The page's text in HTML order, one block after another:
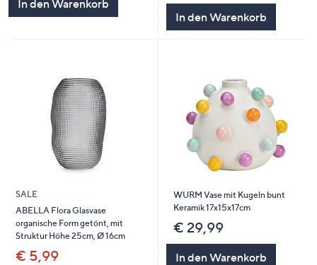
In den Warenkorb
5
In den Warenkorb
SALE
ABELLA Flora Glasvase
organische Form getönt, mit
Struktur Höhe 25cm, Ø 16cm
€ 5,99
WURM Vase mit Kugeln bunt
Keramik 17x15x17cm
€ 29,99
In den Warenkorb